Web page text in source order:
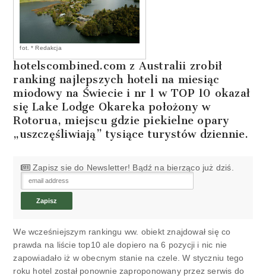
fot. * Redakcja
hotelscombined.com z Australii zrobił
ranking najlepszych hoteli na miesiąc
miodowy na Świecie i nr 1 w TOP 10 okazał
się Lake Lodge Okareka położony w
Rotorua, miejscu gdzie piekielne opary
„uszczęśliwiają” tysiące turystów dziennie.
Zapisz sie do Newsletter! Bądź na bierząco już dziś.
We wcześniejszym rankingu ww. obiekt znajdował się co
prawda na liście top10 ale dopiero na 6 pozycji i nic nie
zapowiadało iż w obecnym stanie na czele. W styczniu tego
roku hotel został ponownie zaproponowany przez serwis do